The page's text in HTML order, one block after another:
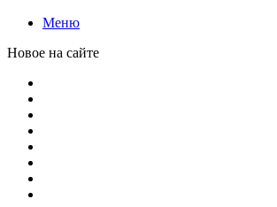
Меню
Новое на сайте